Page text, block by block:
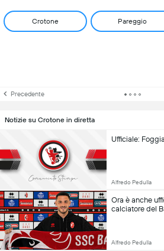
Crotone Pareggio
Precedente
Notizie su Crotone in diretta
Ufficiale:
Alfredo Pedulla
Ora è anche
calciatore del
Alfredo Pedulla